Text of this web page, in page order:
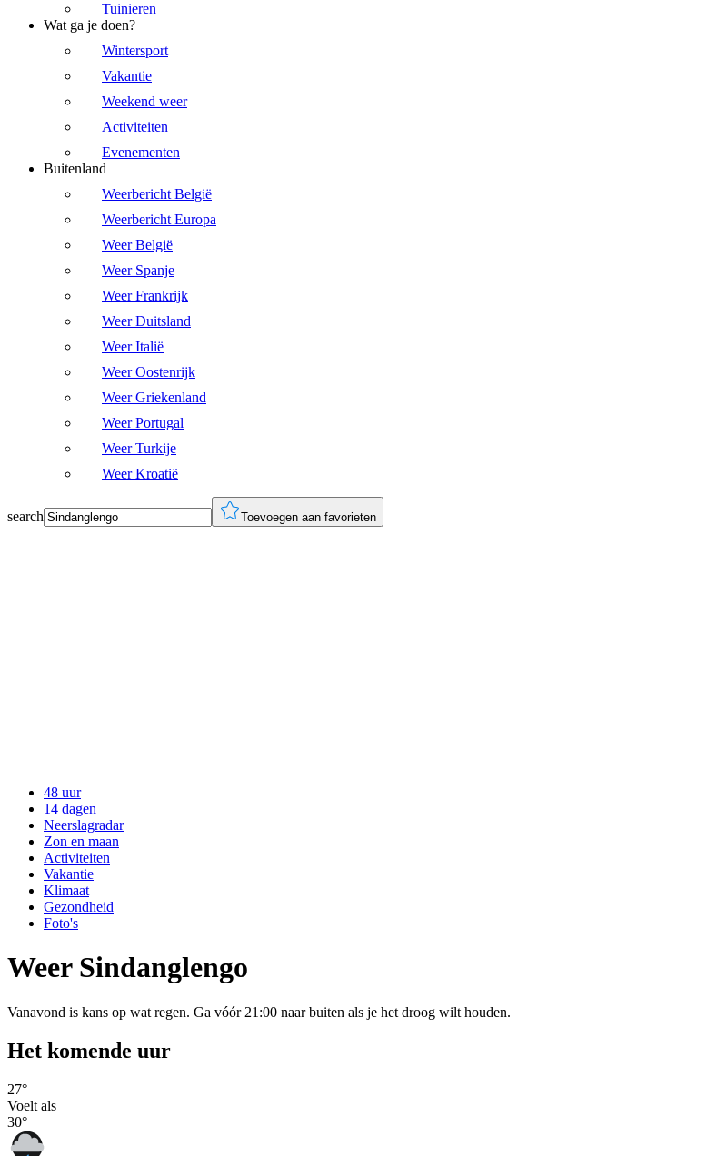
Tuinieren
Wat ga je doen?
Wintersport
Vakantie
Weekend weer
Activiteiten
Evenementen
Buitenland
Weerbericht België
Weerbericht Europa
Weer België
Weer Spanje
Weer Frankrijk
Weer Duitsland
Weer Italië
Weer Oostenrijk
Weer Griekenland
Weer Portugal
Weer Turkije
Weer Kroatië
search Toevoegen aan favorieten
48 uur
14 dagen
Neerslagradar
Zon en maan
Activiteiten
Vakantie
Klimaat
Gezondheid
Foto's
Weer Sindanglengo
Vanavond is kans op wat regen. Ga vóór 21:00 naar buiten als je het droog wilt houden.
Het komende uur
27°
Voelt als
30°